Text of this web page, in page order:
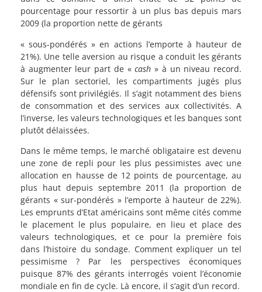
pourcentage pour ressortir à un plus bas depuis mars
2009 (la proportion nette de gérants
« sous-pondérés » en actions l’emporte à hauteur de
21%). Une telle aversion au risque a conduit les gérants
à augmenter leur part de «cash » à un niveau record.
Sur le plan sectoriel, les compartiments jugés plus
défensifs sont privilégiés. Il s’agit notamment des biens
de consommation et des services aux collectivités. A
l’inverse, les valeurs technologiques et les banques sont
plutôt délaissées.
Dans le même temps, le marché obligataire est devenu
une zone de repli pour les plus pessimistes avec une
allocation en hausse de 12 points de pourcentage, au
plus haut depuis septembre 2011 (la proportion de
gérants « sur-pondérés » l’emporte à hauteur de 22%).
Les emprunts d’Etat américains sont même cités comme
le placement le plus populaire, en lieu et place des
valeurs technologiques, et ce pour la première fois
dans l’histoire du sondage. Comment expliquer un tel
pessimisme ? Par les perspectives économiques
puisque 87% des gérants interrogés voient l’économie
mondiale en fin de cycle. Là encore, il s’agit d’un record.